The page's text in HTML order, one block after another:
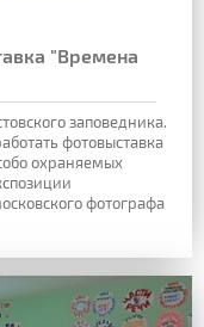
"Времена
заповедника.
фотовыставка
охраняемых
фотографа